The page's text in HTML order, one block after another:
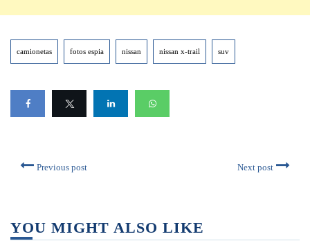
camionetas fotos espia nissan nissan x-trail suv
Previous post Next post
YOU MIGHT ALSO LIKE